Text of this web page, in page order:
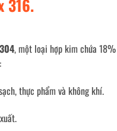
316.
, một loại hợp kim chứa
thực phẩm và không khí.